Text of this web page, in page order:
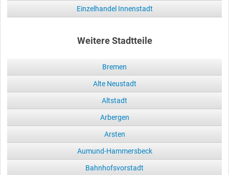
Einzelhandel Innenstadt
Weitere Stadtteile
Bremen
Alte Neustadt
Altstadt
Arbergen
Arsten
Aumund-Hammersbeck
Bahnhofsvorstadt